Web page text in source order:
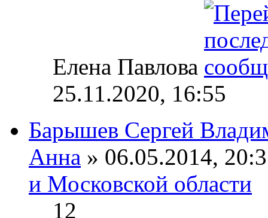
Елена Павлова
25.11.2020, 16:55
Барышев Сергей
Анна » 06.05.2014,
и Московской области
12